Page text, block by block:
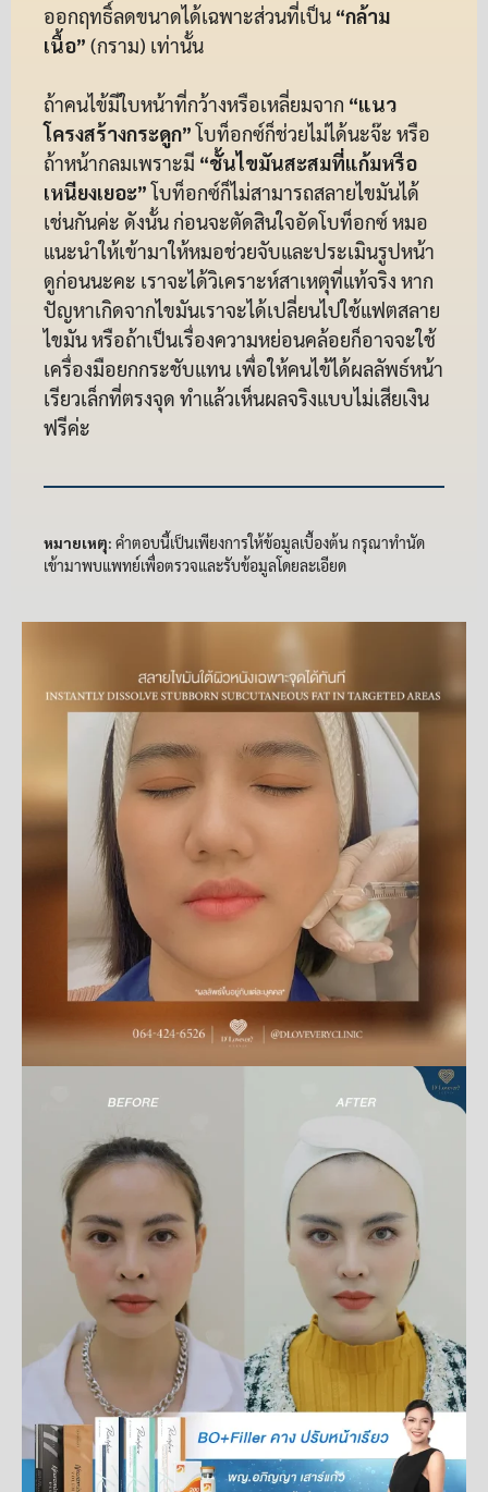
ออกฤทธิ์ลดขนาดได้เฉพาะส่วนที่เป็น “กล้าม
เนื้อ” (กราม) เท่านั้น
ถ้าคนไข้มีใบหน้าที่กว้างหรือเหลี่ยมจาก “แนว
โครงสร้างกระดูก”โบท็อกซ์ก็ช่วยไม่ได้นะจ๊ะ หรือ
ถ้าหน้ากลมเพราะมี “ชั้นไขมันสะสมที่แก้มหรือ
เหนียงเยอะ”โบท็อกซ์ก็ไม่สามารถสลายไขมันได้
เช่นกันค่ะ ดังนั้น ก่อนจะตัดสินใจอัดโบท็อกซ์ หมอ
แนะนำให้เข้ามาให้หมอช่วยจับและประเมินรูปหน้า
ดูก่อนนะคะ เราจะได้วิเคราะห์สาเหตุที่แท้จริง หาก
ปัญหาเกิดจากไขมันเราจะได้เปลี่ยนไปใช้แฟตสลาย
ไขมัน หรือถ้าเป็นเรื่องความหย่อนคล้อยก็อาจจะใช้
เครื่องมือยกกระชับแทน เพื่อให้คนไข้ได้ผลลัพธ์หน้า
เรียวเล็กที่ตรงจุด ทำแล้วเห็นผลจริงแบบไม่เสียเงิน
ฟรีค่ะ
หมายเหตุ: คำตอบนี้เป็นเพียงการให้ข้อมูลเบื้องต้น กรุณาทำนัด
เข้ามาพบแพทย์เพื่อตรวจและรับข้อมูลโดยละเอียด